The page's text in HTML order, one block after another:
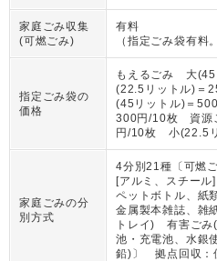
家庭ごみ収集
(可燃ごみ)
有料
（ 指定ごみ袋有料。
指定ごみ袋の
価格
もえるごみ 大
(22.5リットル)
(45リットル)＝
300円/10枚 資源
円/10枚 小(22.5
家庭ごみの分
別方式
4分別21種〔可燃
[アルミ、スチール
ペットボトル、紙
金属製本雑誌、雑
トレイ) 有害ごみ
池・充電池、水銀
鉛)〕 拠点回収：